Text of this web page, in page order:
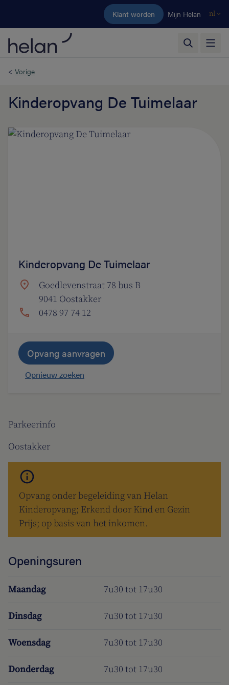
Ga naar de hoofdinhoud
Klant worden Mijn Helan nl
< Vorige
Kinderopvang De Tuimelaar
Parkeerinfo
Oostakker
Opvang onder begeleiding van Helan
Kinderopvang; Erkend door Kind en Gezin
Prijs; op basis van het inkomen.
Openingsuren
Maandag 7u30 tot 17u30
Dinsdag 7u30 tot 17u30
Woensdag 7u30 tot 17u30
Donderdag 7u30 tot 17u30
Kinderopvang De Tuimelaar
Goedlevenstraat 78 bus B
9041 Oostakker
0478 97 74 12
Opvang aanvragen
Opnieuw zoeken